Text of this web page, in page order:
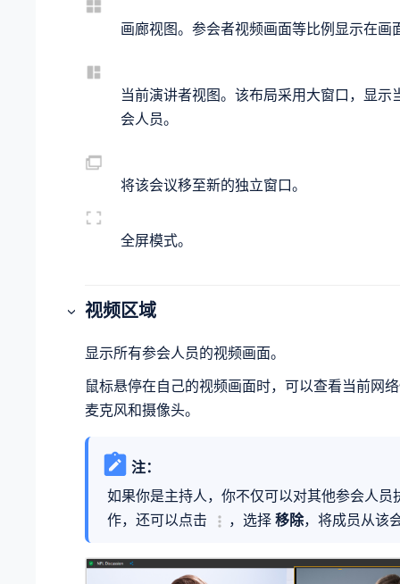
画廊视图。参会者视频画面等比例显示在画
当前演讲者视图。该布局采用大窗口，显示
会人员。
将该会议移至新的独立窗口。
全屏模式。
视频区域
显示所有参会人员的视频画面。
鼠标悬停在自己的视频画面时，可以查看当前网
麦克风和摄像头。
注：
如果你是主持人，你不仅可以对其他参会人员
作，还可以点击
，选择移除，将成员从该